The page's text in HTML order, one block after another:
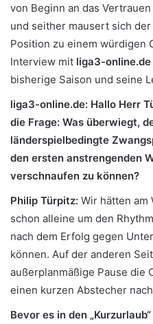
von Beginn an das
und seither mausert sich
Position zu einem würdigen
Interview mit liga3-online.de
bisherige Saison und seine
liga3-online.de: Hallo Herr
die Frage: Was überwiegt,
länderspielbedingte
den ersten anstrengenden
verschnaufen zu können?
Philip Türpitz: Wir hätten am
schon alleine um den
nach dem Erfolg gegen
können. Auf der anderen
außerplanmäßige Pause die
einen kurzen Abstecher
Bevor es in den